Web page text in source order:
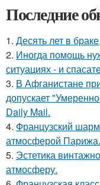
Последние
1. Десять лет в
2. Иногда помощь
ситуациях - и
3. В Афганистане
допускает
Daily Mail.
4. Французский
атмосферой Парижа.
5. Эстетика
атмосферу.